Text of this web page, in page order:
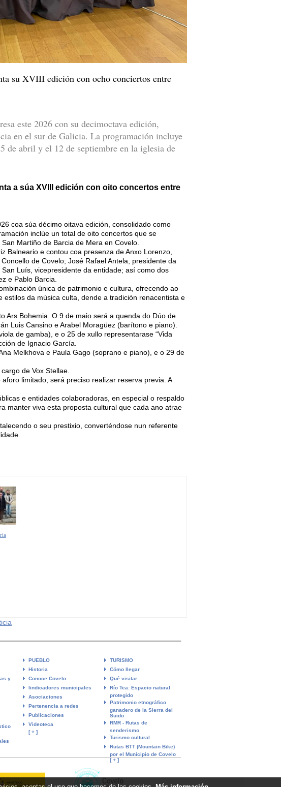
su XVIII edición con ocho conciertos entre
este 2026 con su decimoctava edición,
en el sur de Galicia. La programación incluye
de abril y el 12 de septiembre en la iglesia de
a súa XVIII edición con oito concertos entre
coa súa décimo oitava edición, consolidado como
inclúe un total de oito concertos que se
Martiño de Barcia de Mera en Covelo.
Balneario e contou coa presenza de Anxo Lorenzo,
de Covelo; José Rafael Antela, presidente da
Luís, vicepresidente da entidade; así como dos
e Pablo Barcia.
única de patrimonio e cultura, ofrecendo ao
da música culta, dende a tradición renacentista e
Ars Bohemia. O 9 de maio será a quenda do Dúo de
Luis Cansino e Arabel Moragüez (barítono e piano).
de gamba), e o 25 de xullo representarase “Vida
de Ignacio García.
Melkhova e Paula Gago (soprano e piano), e o 29 de
de Vox Stellae.
limitado, será preciso realizar reserva previa. A
e entidades colaboradoras, en especial o respaldo
manter viva esta proposta cultural que cada ano atrae
o seu prestixio, converténdose nun referente
y
PUEBLO
Historia
Conoce Covelo
Iindicadores municipales
Asociaciones
Pertenencia a redes
Publicaciones
Videoteca
[ + ]
TURISMO
Cómo llegar
Qué visitar
Río Tea: Espacio natural
protegido
Patrimonio etnográfico
ganadero de la Sierra del
Suido
RMR - Rutas de
senderismo
Turismo cultural
Rutas BTT (Mountain Bike)
por el Municipio de Covelo
[ + ]